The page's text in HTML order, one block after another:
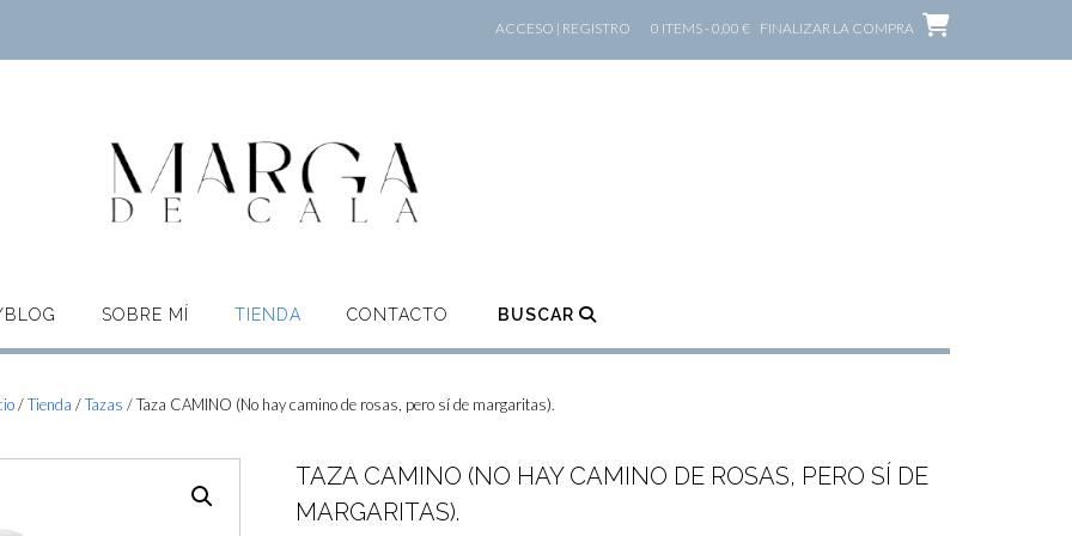
ACCESO | REGISTRO 0 ITEMS - 0,00 € FINALIZAR LA COMPRA
SOBRE MÍ TIENDA CONTACTO BUSCAR
/Tienda /Tazas / Taza CAMINO (No hay camino de rosas, pero sí de margaritas).
TAZA CAMINO (NO HAY CAMINO DE ROSAS, PERO SÍ DE
MARGARITAS).